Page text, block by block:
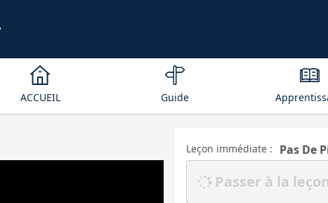
ACCUEIL Guide
Leçon immédiate : Pas De
Passer à la